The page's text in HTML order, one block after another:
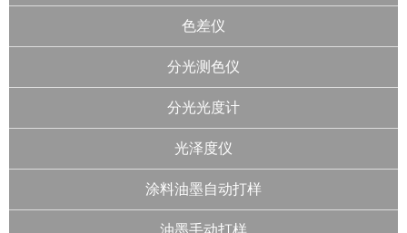
色差仪
分光测色仪
分光光度计
光泽度仪
涂料油墨自动打样
油墨手动打样